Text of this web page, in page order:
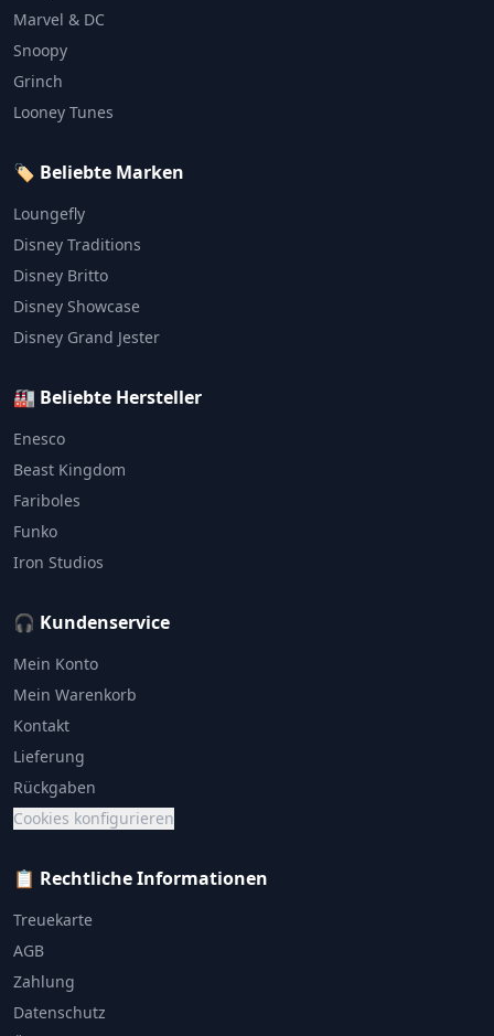
Marvel & DC
Snoopy
Grinch
Looney Tunes
🏷️ Beliebte Marken
Loungefly
Disney Traditions
Disney Britto
Disney Showcase
Disney Grand Jester
🏭 Beliebte Hersteller
Enesco
Beast Kingdom
Fariboles
Funko
Iron Studios
🎧 Kundenservice
Mein Konto
Mein Warenkorb
Kontakt
Lieferung
Rückgaben
Cookies konfigurieren
📋 Rechtliche Informationen
Treuekarte
AGB
Zahlung
Datenschutz